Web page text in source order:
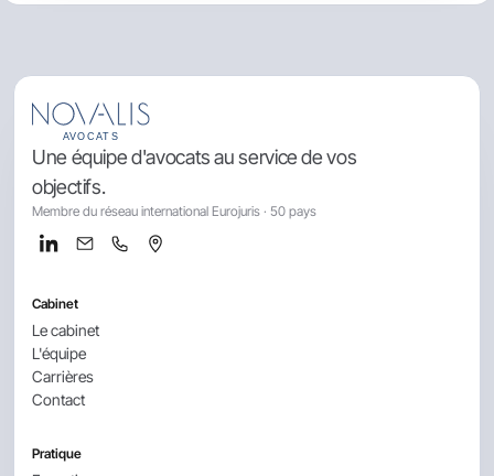
Une équipe d'avocats au service de vos
objectifs.
Membre du réseau international Eurojuris · 50 pays
Cabinet
Le cabinet
L'équipe
Carrières
Contact
Pratique